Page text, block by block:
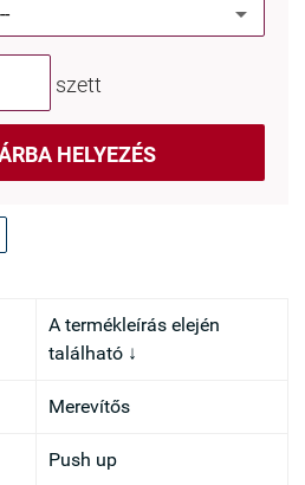
szett
HELYEZÉS
A termékleírás elején
található ↓
Merevítős
Push up